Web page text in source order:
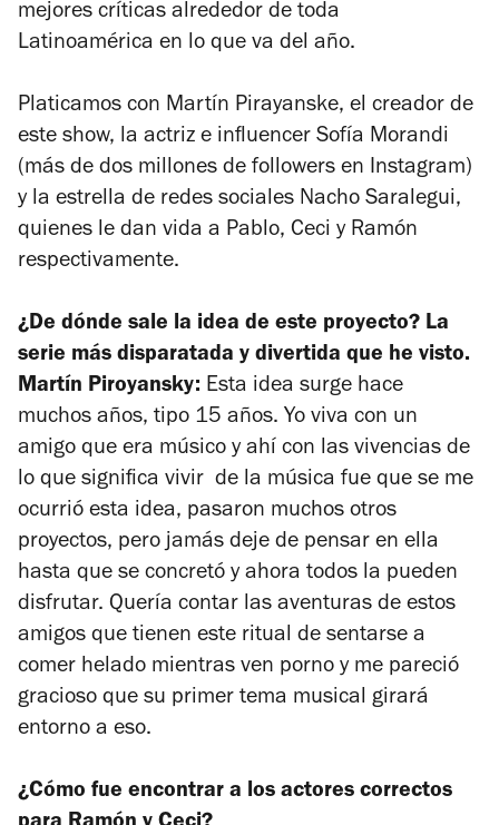
mejores críticas alrededor de toda
Latinoamérica en lo que va del año.
Platicamos con Martín Pirayanske, el creador de
este show, la actriz e influencer Sofía Morandi
(más de dos millones de followers en Instagram)
y la estrella de redes sociales Nacho Saralegui,
quienes le dan vida a Pablo, Ceci y Ramón
respectivamente.
¿De dónde sale la idea de este proyecto? La
serie más disparatada y divertida que he visto.
Martín Piroyansky: Esta idea surge hace
muchos años, tipo 15 años. Yo viva con un
amigo que era músico y ahí con las vivencias de
lo que significa vivir de la música fue que se me
ocurrió esta idea, pasaron muchos otros
proyectos, pero jamás deje de pensar en ella
hasta que se concretó y ahora todos la pueden
disfrutar. Quería contar las aventuras de estos
amigos que tienen este ritual de sentarse a
comer helado mientras ven porno y me pareció
gracioso que su primer tema musical girará
entorno a eso.
¿Cómo fue encontrar a los actores correctos